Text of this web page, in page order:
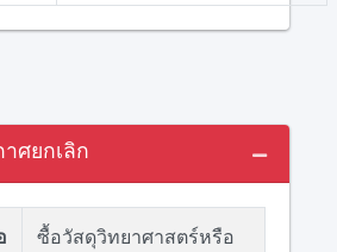
าศยกเลิก
ซื้อวัสดุวิทยาศาสตร์หรือ